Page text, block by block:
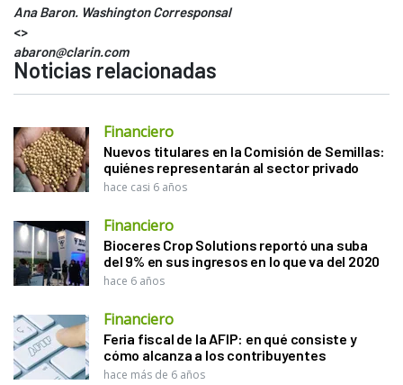
Ana Baron. Washington Corresponsal
<>
abaron@clarin.com
Noticias relacionadas
Financiero
Nuevos titulares en la Comisión de Semillas:
quiénes representarán al sector privado
hace casi 6 años
Financiero
Bioceres Crop Solutions reportó una suba
del 9% en sus ingresos en lo que va del 2020
hace 6 años
Financiero
Feria fiscal de la AFIP: en qué consiste y
cómo alcanza a los contribuyentes
hace más de 6 años